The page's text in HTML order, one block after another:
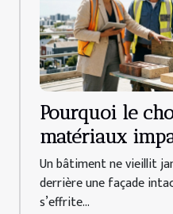
Pourquoi le
matériaux
vie d’un
Un bâtiment ne vieillit
derrière une façade
s’effrite...